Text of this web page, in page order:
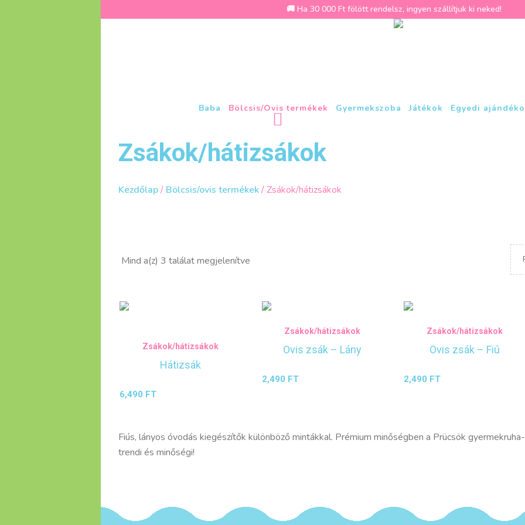
🚚 Ha 30 000 Ft fölött rendelsz, ingyen szállítjuk ki neked!
Baba Bölcsis/Ovis termékek Gyermekszoba Játékok Egyedi
Zsákok/hátizsákok
Kezdőlap/ Bölcsis/ovis termékek/ Zsákok/hátizsákok
Mind a(z) 3 találat megjelenítve
Zsákok/hátizsákok
Hátizsák
6,490 FT
Zsákok/hátizsákok
Ovis zsák – Lány
2,490 FT
Zsákok/hátizsákok
Ovis zsák – Fiú
2,490 FT
Fiús, lányos óvodás kiegészítők különböző mintákkal. Prémium minőségben a Prücsök
trendi és minőségi!